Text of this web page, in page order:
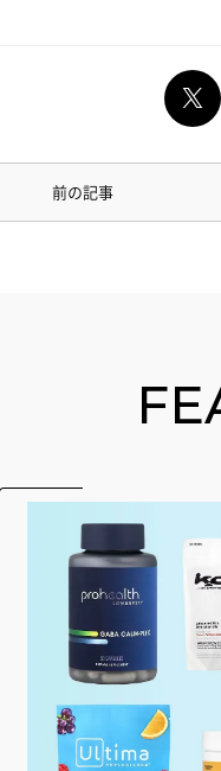
前の記事